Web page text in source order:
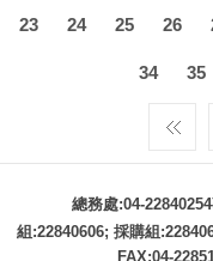
23 24 25 26
34 35
總務處:04-
組:22840606; 採購組
FAX:04-